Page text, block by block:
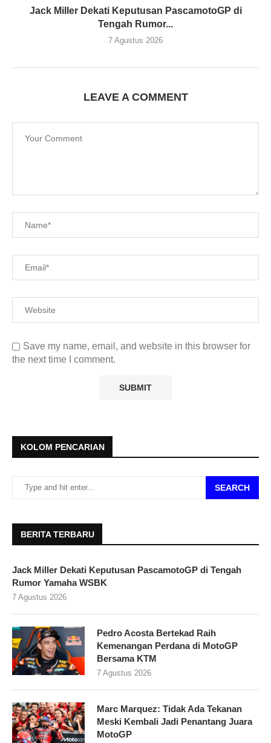
Jack Miller Dekati Keputusan PascamotoGP di
Tengah Rumor...
7 Agustus 2026
LEAVE A COMMENT
Save my name, email, and website in this browser for
the next time I comment.
KOLOM PENCARIAN
SEARCH
BERITA TERBARU
Jack Miller Dekati Keputusan PascamotoGP di Tengah
Rumor Yamaha WSBK
7 Agustus 2026
Pedro Acosta Bertekad Raih
Kemenangan Perdana di MotoGP
Bersama KTM
7 Agustus 2026
Marc Marquez: Tidak Ada Tekanan
Meski Kembali Jadi Penantang Juara
MotoGP